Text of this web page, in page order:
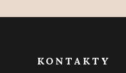
KONTAKTY